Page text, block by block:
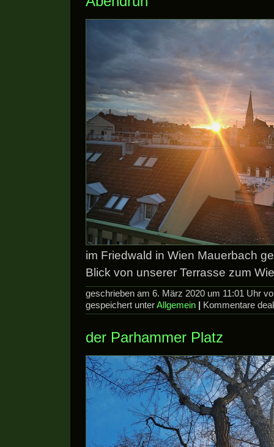
im Friedwald in Wien Mauerbach
Blick von unserer Terrasse zum
geschrieben am 6. März 2020 um 11:01 Uhr
gespeichert unterAllgemein Kommentare
der Parhammer Platz